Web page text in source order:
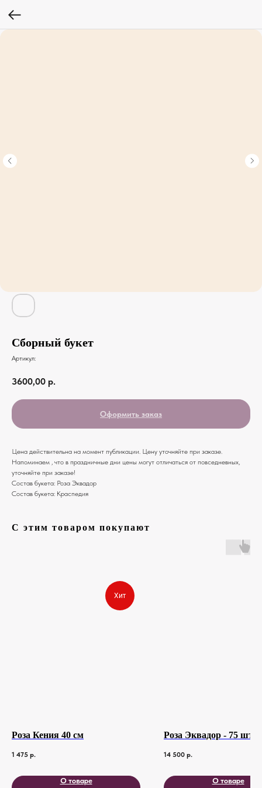
Сборный букет
Артикул:
3600,00 р.
Оформить заказ
Цена действительна на момент публикации. Цену уточняйте при заказе.
Напоминаем , что в праздничные дни цены могут отличаться от повседневных,
уточняйте при заказе!
Состав букета: Роза Эквадор
Состав букета: Краспедия
С этим товаром покупают
Хит
Роза Кения 40 см
1 475 р.
О товаре
Роза Эквадор - 75 шт
14 500 р.
О товаре